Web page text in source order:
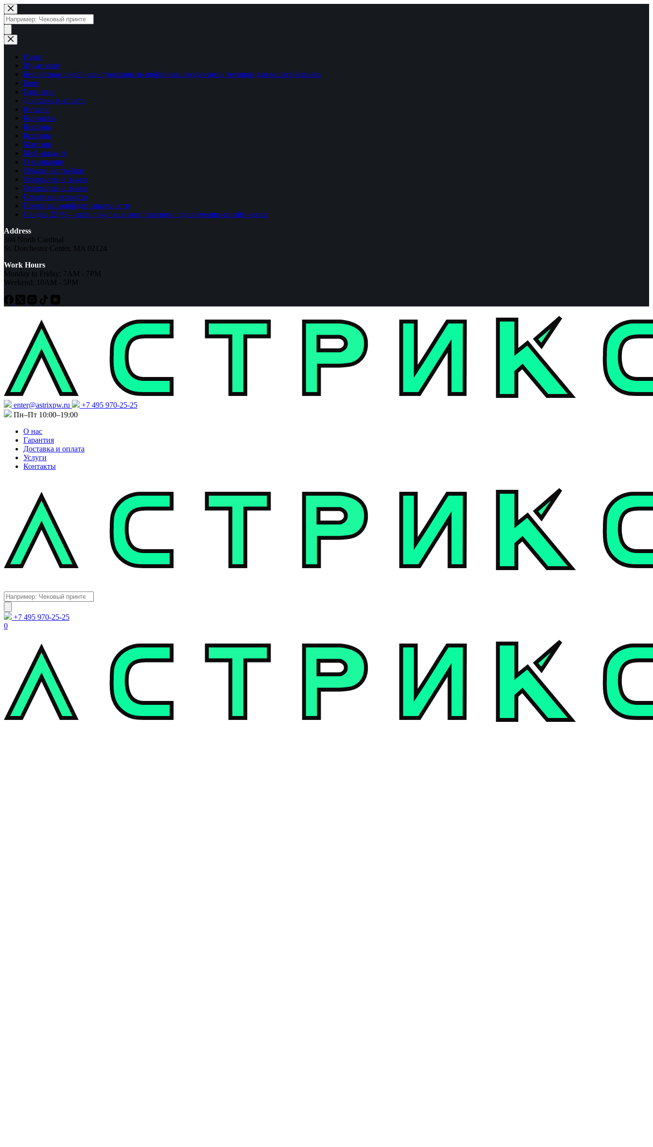
Перейти
к
сути
Поиск
товаров
Home
My account
Бесплатная онлайн консультация по цифровым продуктам и техники для вашего бизнеса
Блог
Гарантия
Доставка и оплата
Каталог
Контакты
Корзина
Корзина
Магазин
Мой аккаунт
О компании
Общие настройки
Оформление заказа
Оформление заказа
Политика возврата
Политика конфиденциальности
Скидка 25 % — при покупке и комплексном подключении онлайн-кассы
Address
304 North Cardinal
St. Dorchester Center, MA 02124
Work Hours
Monday to Friday: 7AM - 7PM
Weekend: 10AM - 5PM
enter@astrixpw.ru
+7 495 970-25-25
Пн–Пт 10:00–19:00
О нас
Гарантия
Доставка и оплата
Услуги
Контакты
Поиск
товаров
+7 495 970-25-25
0